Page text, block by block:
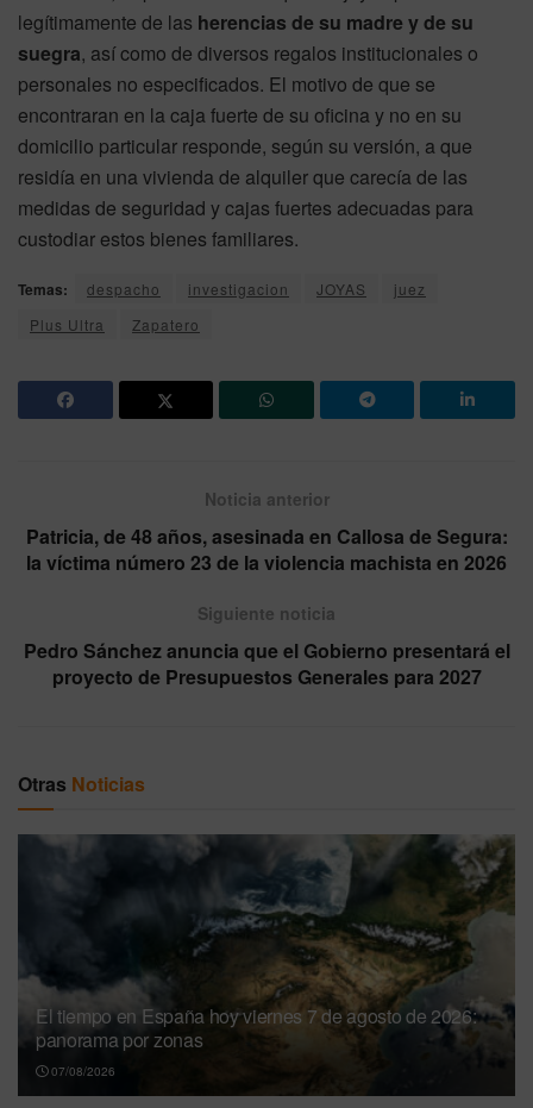
legítimamente de las herencias de su madre y de su
suegra, así como de diversos regalos institucionales o
personales no especificados. El motivo de que se
encontraran en la caja fuerte de su oficina y no en su
domicilio particular responde, según su versión, a que
residía en una vivienda de alquiler que carecía de las
medidas de seguridad y cajas fuertes adecuadas para
custodiar estos bienes familiares.
Temas: despacho investigacion JOYAS
juez
Plus Ultra
Zapatero
Noticia anterior
Patricia, de 48 años, asesinada en Callosa de Segura:
la víctima número 23 de la violencia machista en 2026
Siguiente noticia
Pedro Sánchez anuncia que el Gobierno presentará el
proyecto de Presupuestos Generales para 2027
Otras Noticias
El tiempo en España hoy viernes 7 de agosto de 2026:
panorama por zonas
07/08/2026